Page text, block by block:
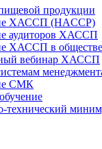
продукции
ХАССП (HACCP)
аудиторов ХАССП
ХАССП в
вебинар ХАССП
СМК
технический